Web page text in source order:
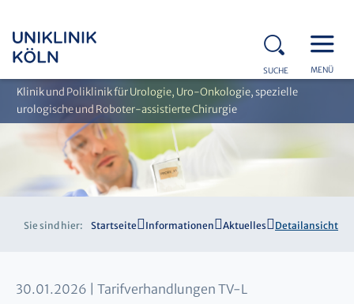
SUCHE MENÜ
Klinik und Poliklinik für Urologie, Uro-Onkologie, spezielle
urologische und Roboter-assistierte Chirurgie
Sie sind hier: Startseite Informationen Aktuelles Detailansicht
30.01.2026 Tarifverhandlungen TV-L